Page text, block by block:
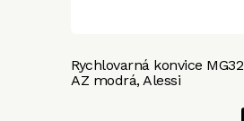
Rychlovarná konvice MG32
AZ modrá, Alessi